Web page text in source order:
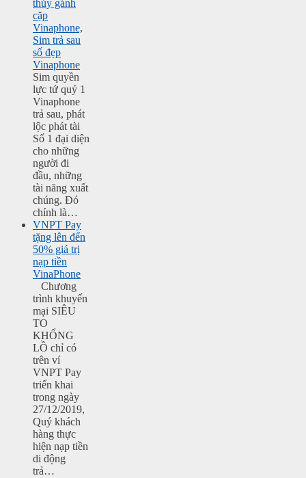
thủy gánh
cặp
Vinaphone,
Sim trả sau
số đẹp
Vinaphone
Sim quyền
lực tứ quý 1
Vinaphone
trả sau, phát
lộc phát tài
Số 1 đại diện
cho những
người đi
đầu, những
tài năng xuất
chúng. Đó
chính là…
VNPT Pay
tặng lên đến
50% giá trị
nạp tiền
VinaPhone
Chương
trình khuyến
mại SIÊU
TO
KHỔNG
LỒ chỉ có
trên ví
VNPT Pay
triển khai
trong ngày
27/12/2019,
Quý khách
hàng thực
hiện nạp tiền
di động
trả…